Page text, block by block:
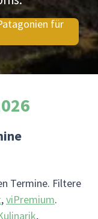
für
Termine. Filtere
,viPremium.
,